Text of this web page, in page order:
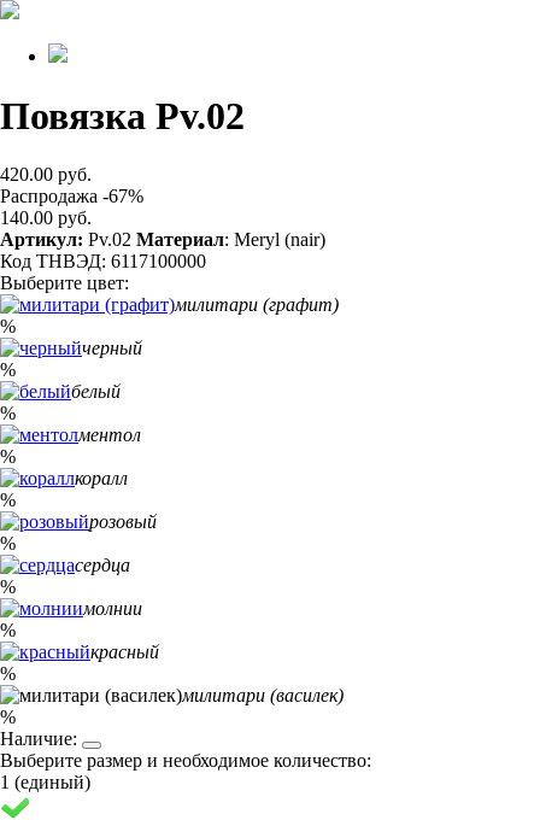
Повязка Pv.02
420.00 руб.
Распродажа -67%
140.00 руб.
Артикул: Pv.02 Материал: Meryl (nair)
Код ТНВЭД: 6117100000
Выберите цвет:
милитари (графит)
%
черный
%
белый
%
ментол
%
коралл
%
розовый
%
сердца
%
молнии
%
красный
%
милитари (василек)
%
Наличие:
Выберите размер и необходимое количество:
1 (единый)